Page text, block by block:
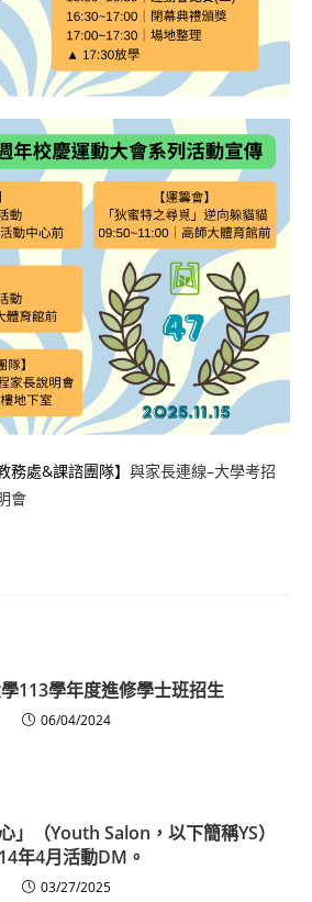
處&課諮團隊】 與家長連線–大學考招
會
113學年度進修學士班招生
06/04/2024
」（Youth Salon，以下簡稱YS）
年4月活動DM。
03/27/2025